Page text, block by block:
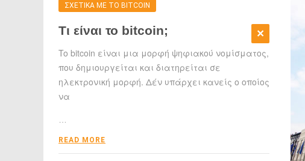
ΣΧΕΤΙΚΑ ΜΕ ΤΟ BITCOIN
Τι είναι το bitcoin;
To bitcoin είναι μια μορφή ψηφιακού νομίσματος,
που δημιουργείται και διατηρείται σε
ηλεκτρονική μορφή. Δέν υπάρχει κανείς ο οποίος
να
READ MORE